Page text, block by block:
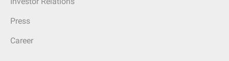
Press
Career